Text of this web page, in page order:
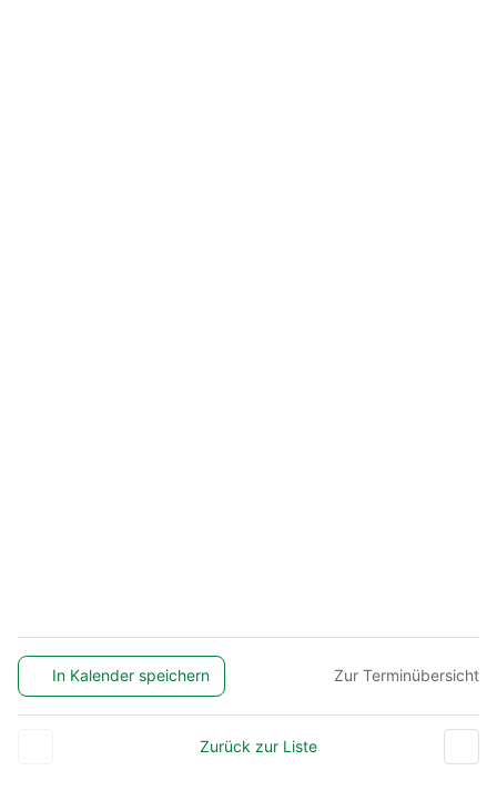
In Kalender speichern Zur Terminübersicht
Zurück zur Liste